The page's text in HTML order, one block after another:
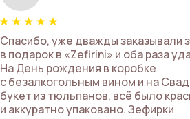
Спасибо, уже дважды заказывали
в подарок в «Zefirini» и оба раза
На День рождения в коробке
с безалкогольным вином и на
букет из тюльпанов, всё было
и аккуратно упаковано. Зефирки